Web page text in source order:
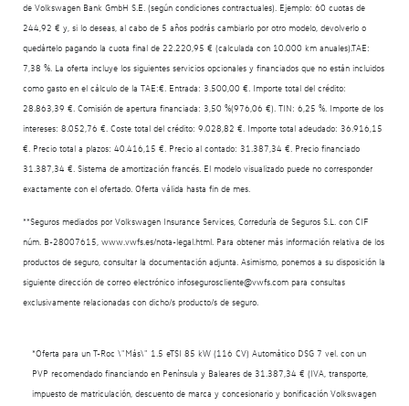
de Volkswagen Bank GmbH S.E. (según condiciones contractuales). Ejemplo: 60 cuotas de
244,92 € y, si lo deseas, al cabo de 5 años podrás cambiarlo por otro modelo, devolverlo o
quedártelo pagando la cuota final de 22.220,95 € (calculada con 10.000 km anuales).TAE:
7,38 %. La oferta incluye los siguientes servicios opcionales y financiados que no están incluidos
como gasto en el cálculo de la TAE:€. Entrada: 3.500,00 €. Importe total del crédito:
28.863,39 €. Comisión de apertura financiada: 3,50 %(976,06 €). TIN: 6,25 %. Importe de los
intereses: 8.052,76 €. Coste total del crédito: 9.028,82 €. Importe total adeudado: 36.916,15
€. Precio total a plazos: 40.416,15 €. Precio al contado: 31.387,34 €. Precio financiado
31.387,34 €. Sistema de amortización francés. El modelo visualizado puede no corresponder
exactamente con el ofertado. Oferta válida hasta fin de mes.
**Seguros mediados por Volkswagen Insurance Services, Correduría de Seguros S.L. con CIF
núm. B-28007615, www.vwfs.es/nota-legal.html. Para obtener más información relativa de los
productos de seguro, consultar la documentación adjunta. Asimismo, ponemos a su disposición la
siguiente dirección de correo electrónico infoseguroscliente@vwfs.com para consultas
exclusivamente relacionadas con dicho/s producto/s de seguro.
*Oferta para un T-Roc \"Más\" 1.5 eTSI 85 kW (116 CV) Automático DSG 7 vel. con un
PVP recomendado financiando en Península y Baleares de 31.387,34 € (IVA, transporte,
impuesto de matriculación, descuento de marca y concesionario y bonificación Volkswagen